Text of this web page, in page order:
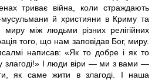
триває війна, коли страждають
й християни в Криму та
між людьми різних релігійних
того, що нам заповідав Бог, миру.
написав: «Як то добре і як то
злагоді!» І люди віри — ми з вами —
як саме жити в злагоді. І наша